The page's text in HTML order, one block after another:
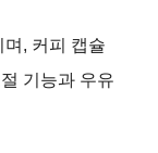
, 커피 캡슐
기능과 우유